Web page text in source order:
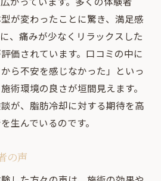
が変わったことに驚き、満足感
、痛みが少なくリラックスした
価されています。口コミの中に
ら不安を感じなかった」といっ
術環境の良さが垣間見えます。
が、脂肪冷却に対する期待を高
生んでいるのです。
の声